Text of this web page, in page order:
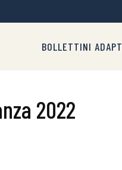
BOLLETTINI ADAPT
2022